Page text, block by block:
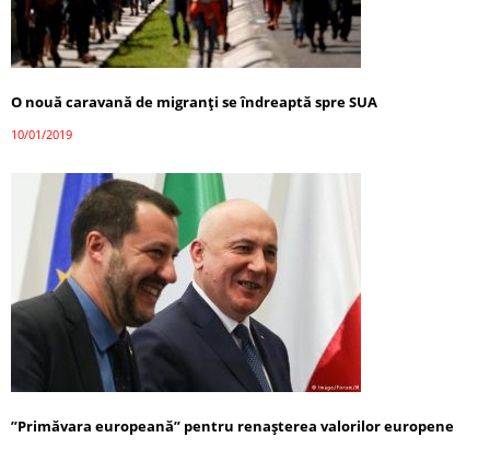
O nouă caravană de migranți se îndreaptă spre SUA
10/01/2019
”Primăvara europeană” pentru renașterea valorilor europene